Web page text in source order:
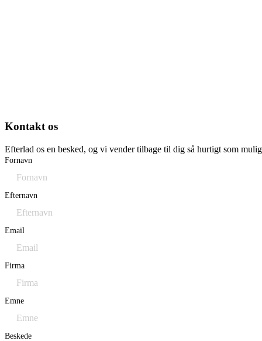
Kontakt os
Efterlad os en besked, og vi vender tilbage til dig så hurtigt som
Fornavn
Efternavn
Email
Firma
Emne
Beskede